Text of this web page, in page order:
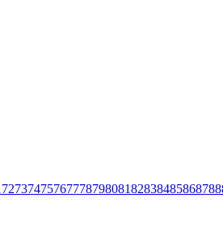
7273747576777879808182838485868788